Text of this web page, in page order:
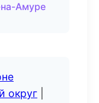
Амуре
округ